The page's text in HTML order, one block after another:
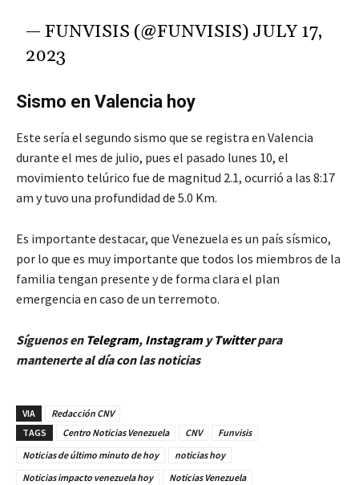
— FUNVISIS (@FUNVISIS) JULY 17,
2023
Sismo en Valencia hoy
Este sería el segundo sismo que se registra en Valencia
durante el mes de julio, pues el pasado lunes 10, el
movimiento telúrico fue de magnitud 2.1, ocurrió a las 8:17
am y tuvo una profundidad de 5.0 Km.
Es importante destacar, que Venezuela es un país sísmico,
por lo que es muy importante que todos los miembros de la
familia tengan presente y de forma clara el plan
emergencia en caso de un terremoto.
Síguenos en Telegram, InstagramyTwitterpara
mantenerte al día con las noticias
VIA
Redacción CNV
TAGS
Centro Noticias Venezuela CNV
Funvisis
Noticias de último minuto de hoy
noticias hoy
Noticias impacto venezuela hoy
Noticias Venezuela